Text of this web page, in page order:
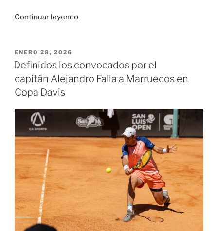
Continuar leyendo«Colombia
1
su
cupo
los play-
offs
de
Grupo
de
Copa
PUBLICADO
EL
ENERO 28, 2026
Definidos los convocados por el
capitán Alejandro Falla a Marruecos en
Copa Davis